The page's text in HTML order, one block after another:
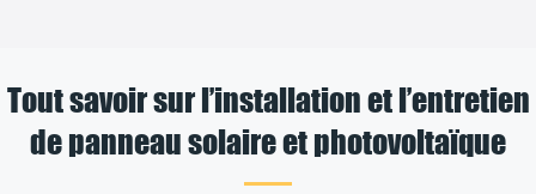
Tout savoir sur l’installation et l’entretien
de panneau solaire et photovoltaïque